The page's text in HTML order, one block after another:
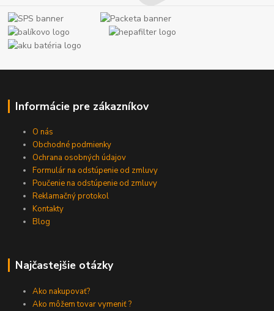
Informácie pre zákazníkov
O nás
Obchodné podmienky
Ochrana osobných údajov
Formulár na odstúpenie od zmluvy
Poučenie na odstúpenie od zmluvy
Reklamačný protokol
Kontakty
Blog
Najčastejšie otázky
Ako nakupovať?
Ako môžem tovar vymeniť ?